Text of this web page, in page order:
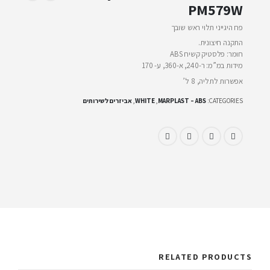
PM579W
פח היגייני תלוי ראש שובך
התקנה חיצונית.
חומר: פלסטיק קשיח ABS
מידות במ”מ: ר-240, א-360, ע- 170
אפשרות לתליה, 8 ל’
CATEGORIES:
MARPLAST – ABS
,
WHITE
,אביזרים לשירותים
RELATED PRODUCTS